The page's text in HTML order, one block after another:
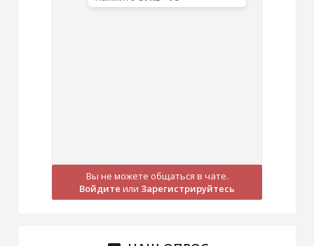
Вы не можете общаться в чате.
Войдите или Зарегистрируйтесь